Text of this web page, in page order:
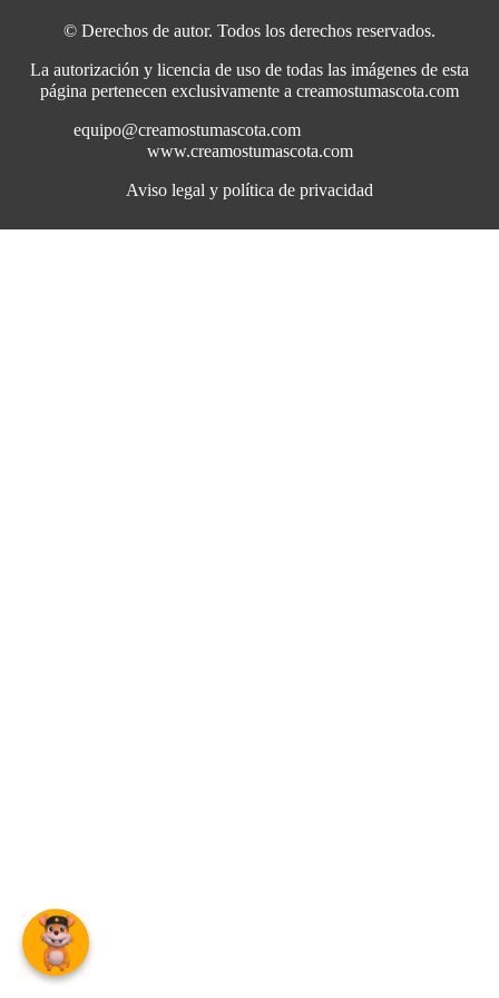
© Derechos de autor. Todos los derechos reservados.
La autorización y licencia de uso de todas las imágenes de esta
página pertenecen exclusivamente a creamostumascota.com
equipo@creamostumascota.com
www.creamostumascota.com
Aviso legal y política de privacidad